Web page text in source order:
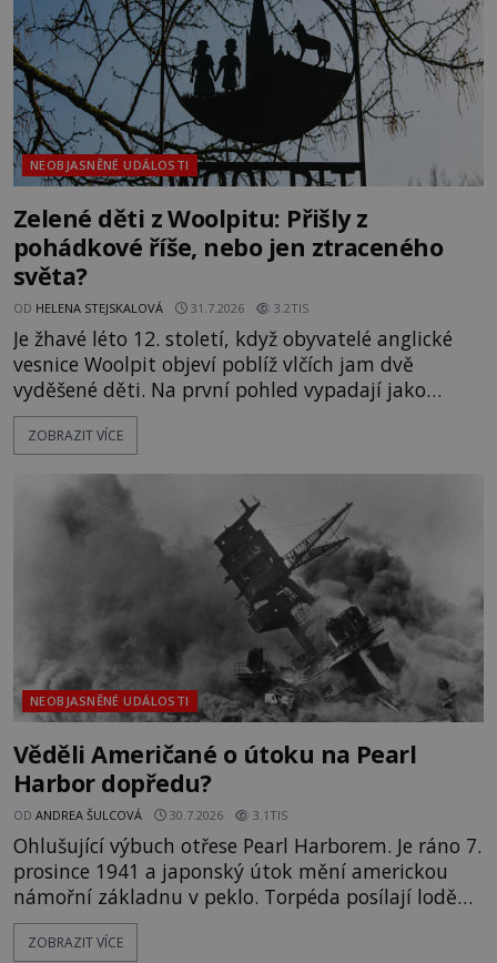
objevuje v roce
NEOBJASNĚNÉ UDÁLOSTI
Zelené děti z Woolpitu: Přišly z
pohádkové říše, nebo jen ztraceného
světa?
OD HELENA STEJSKALOVÁ 31.7.2026 3.2TIS
Je žhavé léto 12. století, když obyvatelé anglické
vesnice Woolpit objeví poblíž vlčích jam dvě
vyděšené děti. Na první pohled vypadají jako
každé jiné, až na jednu děsivou výjimku. Jejich
kůže má nazelenalý odstín, mluví
kromě syrových bobů. Příběh se rychle stává
jednou z největších záhad středověké Anglie a ani
po téměř devíti stech letech není
ZOBRAZIT VÍCE
NEOBJASNĚNÉ UDÁLOSTI
Věděli Američané o útoku na Pearl
Harbor dopředu?
OD ANDREA ŠULCOVÁ 30.7.2026 3.1TIS
Ohlušující výbuch otřese Pearl Harborem. Je ráno 7.
prosince 1941 a japonský útok mění americkou
námořní základnu v peklo. Torpéda posílají lodě
ke dnu, hladinu pokrývá hořící nafta a začíná
jeden z nejosudovějších dnů 20. století. Všude
ZOBRAZIT VÍCE